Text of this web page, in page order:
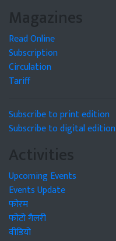
Magazines
Read Online
Subscription
Circulation
Tariff
Subscribe to print edition
Subscribe to digital edition
Activities
Upcoming Events
Events Update
फोरम
फोटो गैलरी
वीडियो